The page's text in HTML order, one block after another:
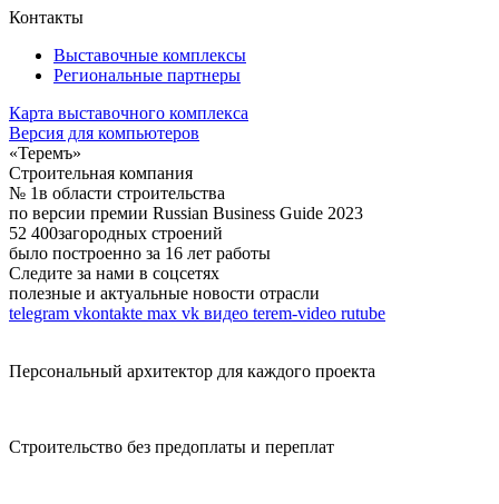
Контакты
Выставочные комплексы
Региональные партнеры
Карта выставочного комплекса
Версия для компьютеров
«Теремъ»
Строительная компания
№ 1в области строительства
по версии премии Russian Business Guide 2023
52 400загородных строений
было построенно за 16 лет работы
Следите за нами в соцсетях
полезные и актуальные новости отрасли
telegram vkontakte max vk видео terem-video rutube
Персональный архитектор для каждого проекта
Строительство без предоплаты и переплат